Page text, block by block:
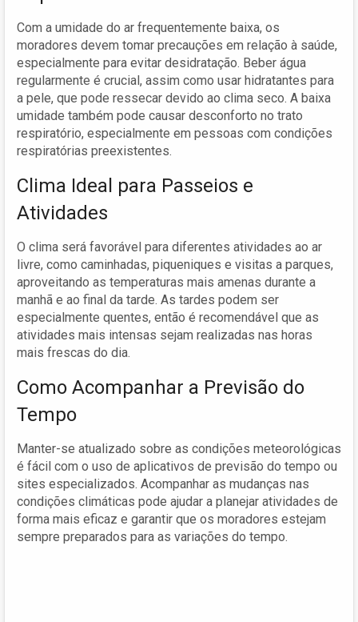
Com a umidade do ar frequentemente baixa, os
moradores devem tomar precauções em relação à saúde,
especialmente para evitar desidratação. Beber água
regularmente é crucial, assim como usar hidratantes para
a pele, que pode ressecar devido ao clima seco. A baixa
umidade também pode causar desconforto no trato
respiratório, especialmente em pessoas com condições
respiratórias preexistentes.
Clima Ideal para Passeios e
Atividades
O clima será favorável para diferentes atividades ao ar
livre, como caminhadas, piqueniques e visitas a parques,
aproveitando as temperaturas mais amenas durante a
manhã e ao final da tarde. As tardes podem ser
especialmente quentes, então é recomendável que as
atividades mais intensas sejam realizadas nas horas
mais frescas do dia.
Como Acompanhar a Previsão do
Tempo
Manter-se atualizado sobre as condições meteorológicas
é fácil com o uso de aplicativos de previsão do tempo ou
sites especializados. Acompanhar as mudanças nas
condições climáticas pode ajudar a planejar atividades de
forma mais eficaz e garantir que os moradores estejam
sempre preparados para as variações do tempo.